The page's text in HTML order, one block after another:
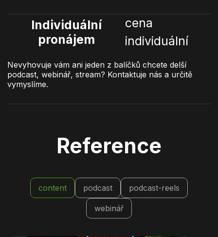
Individuální
pronájem
cena
individuální
Nevyhovuje vám ani jeden z balíčků chcete delší
podcast, webinář, stream? Kontaktuje nás a určitě
vymyslíme.
Reference
content podcast podcast-reels
webinář